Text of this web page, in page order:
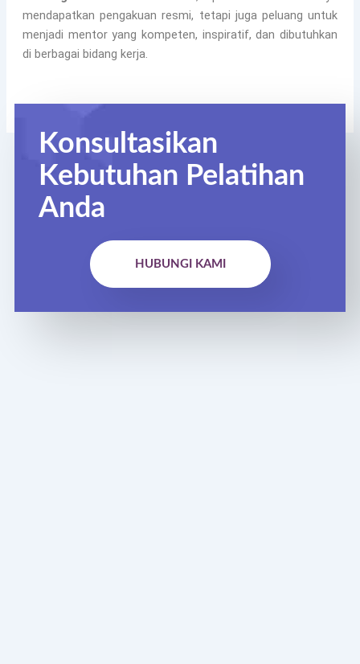
mendapatkan pengakuan resmi, tetapi juga peluang untuk
menjadi mentor yang kompeten, inspiratif, dan dibutuhkan
di berbagai bidang kerja.
Konsultasikan
Kebutuhan Pelatihan
Anda
HUBUNGI KAMI